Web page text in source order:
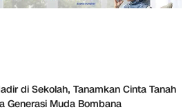
di Sekolah, Tanamkan Cinta Tanah
Generasi Muda Bombana